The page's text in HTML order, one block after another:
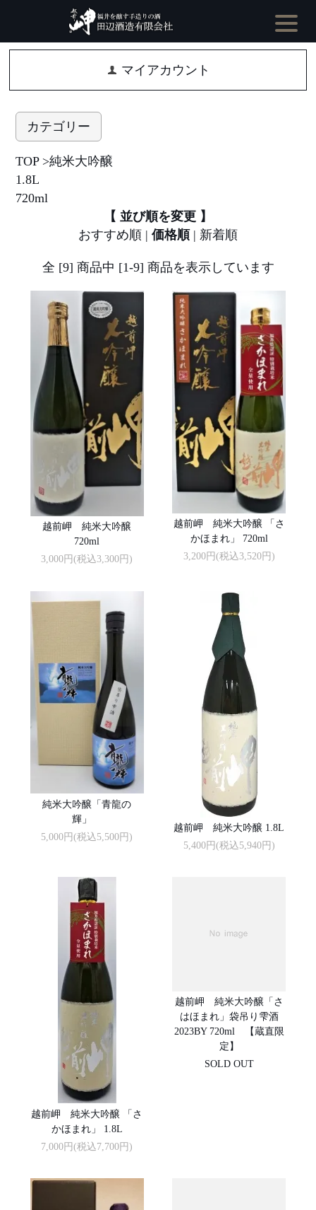
マイアカウント
カテゴリー
TOP >純米大吟醸
1.8L
720ml
【 並び順を変更 】
おすすめ順 | 価格順 | 新着順
全 [9] 商品中 [1-9] 商品を表示しています
越前岬 純米大吟醸
720ml
3,000円(税込3,300円)
越前岬 純米大吟醸 「さ
かほまれ」 720ml
3,200円(税込3,520円)
純米大吟醸「青龍の
輝」
5,000円(税込5,500円)
越前岬 純米大吟醸 1.8L
5,400円(税込5,940円)
越前岬 純米大吟醸 「さ
かほまれ」 1.8L
7,000円(税込7,700円)
越前岬 純米大吟醸「さ
はほまれ」袋吊り雫酒
2023BY 720ml 【蔵直限
定】
SOLD OUT